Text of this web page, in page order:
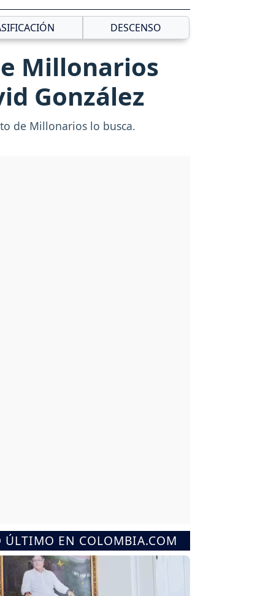
DESCENSO
Millonarios
González
de Millonarios lo busca.
ÚLTIMO EN COLOMBIA.COM